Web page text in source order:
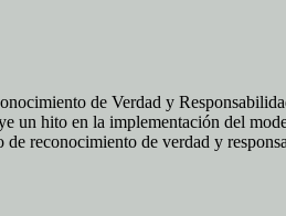
de Verdad y
un hito en la implementación del
reconocimiento de verdad y